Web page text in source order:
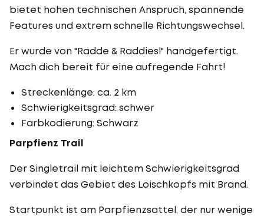
bietet hohen technischen Anspruch, spannende
Features und extrem schnelle Richtungswechsel.
Er wurde von "Radde & Raddiesl" handgefertigt.
Mach dich bereit für eine aufregende Fahrt!
Streckenlänge: ca. 2 km
Schwierigkeitsgrad: schwer
Farbkodierung: Schwarz
Parpfienz Trail
Der Singletrail mit leichtem Schwierigkeitsgrad
verbindet das Gebiet des Loischkopfs mit Brand.
Startpunkt ist am Parpfienzsattel, der nur wenige